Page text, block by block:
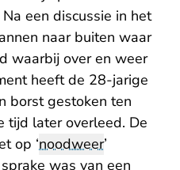
een discussie in het
naar buiten waar
waarbij over en weer
heeft de 28-jarige
borst gestoken ten
tijd later overleed. De
op ‘noodweer’
was van een